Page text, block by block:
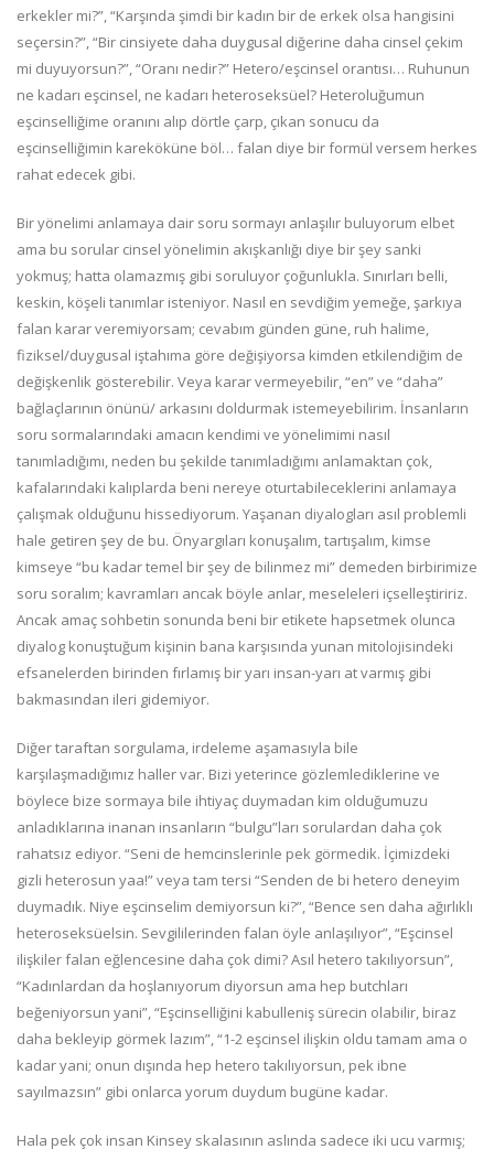
erkekler mi?”, “Karşında şimdi bir kadın bir de erkek olsa hangisini
seçersin?”, “Bir cinsiyete daha duygusal diğerine daha cinsel çekim
mi duyuyorsun?”, “Oranı nedir?” Hetero/eşcinsel orantısı… Ruhunun
ne kadarı eşcinsel, ne kadarı heteroseksüel? Heteroluğumun
eşcinselliğime oranını alıp dörtle çarp, çıkan sonucu da
eşcinselliğimin kareköküne böl… falan diye bir formül versem herkes
rahat edecek gibi.
Bir yönelimi anlamaya dair soru sormayı anlaşılır buluyorum elbet
ama bu sorular cinsel yönelimin akışkanlığı diye bir şey sanki
yokmuş; hatta olamazmış gibi soruluyor çoğunlukla. Sınırları belli,
keskin, köşeli tanımlar isteniyor. Nasıl en sevdiğim yemeğe, şarkıya
falan karar veremiyorsam; cevabım günden güne, ruh halime,
fiziksel/duygusal iştahıma göre değişiyorsa kimden etkilendiğim de
değişkenlik gösterebilir. Veya karar vermeyebilir, “en” ve “daha”
bağlaçlarının önünü/ arkasını doldurmak istemeyebilirim. İnsanların
soru sormalarındaki amacın kendimi ve yönelimimi nasıl
tanımladığımı, neden bu şekilde tanımladığımı anlamaktan çok,
kafalarındaki kalıplarda beni nereye oturtabileceklerini anlamaya
çalışmak olduğunu hissediyorum. Yaşanan diyalogları asıl problemli
hale getiren şey de bu. Önyargıları konuşalım, tartışalım, kimse
kimseye “bu kadar temel bir şey de bilinmez mi” demeden birbirimize
soru soralım; kavramları ancak böyle anlar, meseleleri içselleştiririz.
Ancak amaç sohbetin sonunda beni bir etikete hapsetmek olunca
diyalog konuştuğum kişinin bana karşısında yunan mitolojisindeki
efsanelerden birinden fırlamış bir yarı insan-yarı at varmış gibi
bakmasından ileri gidemiyor.
Diğer taraftan sorgulama, irdeleme aşamasıyla bile
karşılaşmadığımız haller var. Bizi yeterince gözlemlediklerine ve
böylece bize sormaya bile ihtiyaç duymadan kim olduğumuzu
anladıklarına inanan insanların “bulgu”ları sorulardan daha çok
rahatsız ediyor. “Seni de hemcinslerinle pek görmedik. İçimizdeki
gizli heterosun yaa!” veya tam tersi “Senden de bi hetero deneyim
duymadık. Niye eşcinselim demiyorsun ki?”, “Bence sen daha ağırlıklı
heteroseksüelsin. Sevgililerinden falan öyle anlaşılıyor”, “Eşcinsel
ilişkiler falan eğlencesine daha çok dimi? Asıl hetero takılıyorsun”,
“Kadınlardan da hoşlanıyorum diyorsun ama hep butchları
beğeniyorsun yani”, “Eşcinselliğini kabulleniş sürecin olabilir, biraz
daha bekleyip görmek lazım”, “1-2 eşcinsel ilişkin oldu tamam ama o
kadar yani; onun dışında hep hetero takılıyorsun, pek ibne
sayılmazsın” gibi onlarca yorum duydum bugüne kadar.
Hala pek çok insan Kinsey skalasının aslında sadece iki ucu varmış;